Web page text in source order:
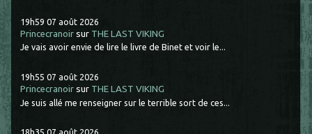
19h59 07 août 2026
Princecranoir sur THE LAST VIKING
Je vais avoir envie de lire le livre de Binet et voir le...
19h55 07 août 2026
Princecranoir sur THE LAST VIKING
Je suis allé me renseigner sur le terrible sort de ces...